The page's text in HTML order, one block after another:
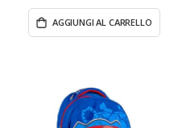
AGGIUNGI AL CARRELLO